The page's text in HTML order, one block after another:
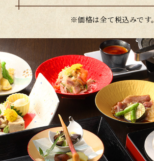
※価格は全て税込みです。